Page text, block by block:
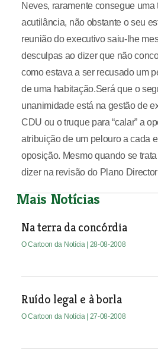
Neves, raramente consegue
acutilância, não obstante o seu
reunião do executivo saiu-lhe
desculpas ao dizer que não
como estava a ser recusado um
de uma habitação.Será que o
unanimidade está na gestão de
CDU ou o truque para “calar” a
atribuição de um pelouro a cada
oposição. Mesmo quando se
dizer na revisão do Plano
Mais Notícias
Na terra da concórdia
O Cartoon da Notícia | 28-08-2008
Ruído legal e à borla
O Cartoon da Notícia | 27-08-2008